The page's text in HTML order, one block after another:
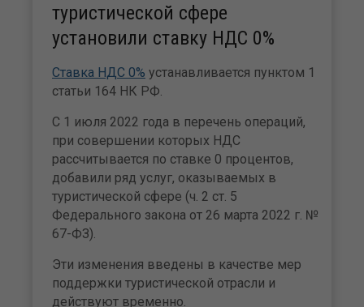
туристической сфере
установили ставку НДС 0%
Ставка НДС 0% устанавливается пунктом 1
статьи 164 НК РФ.
С 1 июля 2022 года в перечень операций,
при совершении которых НДС
рассчитывается по ставке 0 процентов,
добавили ряд услуг, оказываемых в
туристической сфере (ч. 2 ст. 5
Федерального закона от 26 марта 2022 г. №
67-ФЗ).
Эти изменения введены в качестве мер
поддержки туристической отрасли и
действуют временно.